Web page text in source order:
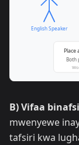
B) Vifaa binafsi
mwenyewe
tafsiri kwa